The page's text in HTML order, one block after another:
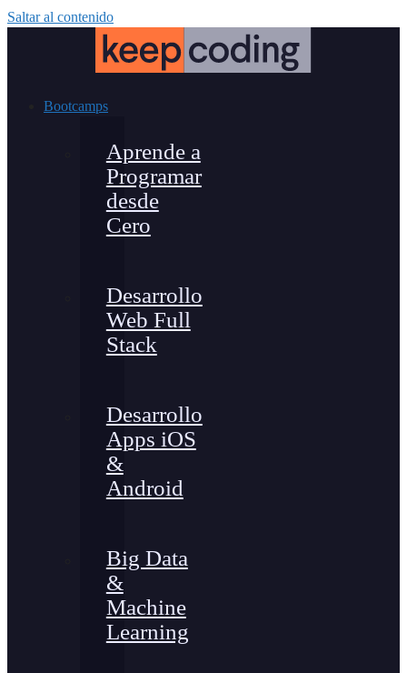
Saltar al contenido
Bootcamps
Aprende a
Programar
desde
Cero
Desarrollo
Web Full
Stack
Desarrollo
Apps iOS
&
Android
Big Data
&
Machine
Learning